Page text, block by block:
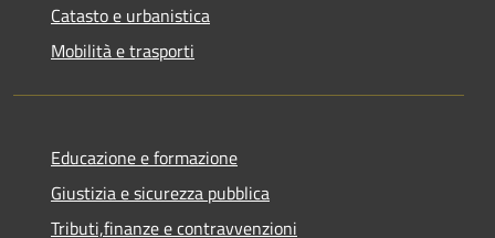
Catasto e urbanistica
Mobilità e trasporti
Educazione e formazione
Giustizia e sicurezza pubblica
Tributi,finanze e contravvenzioni